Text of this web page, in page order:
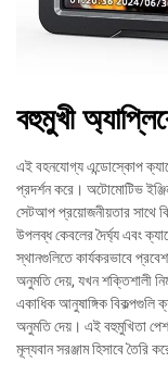
বহুমুখী
এই বহনযোগ্য এন্ডোস্কোপ
প্রদর্শন করে। অটোমোটিভ
সেটআপ প্রয়োজনীয়তার সাথে
উপলব্ধ কেবলের দৈর্ঘ্য এবং
স্থানগুলিতে কার্যকরভাবে
অনুমতি দেয়, যখন শক্তিশালী
একাধিক আনুষাঙ্গিক বিকল্পগুলি
অনুমতি দেয়। এই বহুমুখিতা
মূল্যবান সরঞ্জাম হিসাবে তৈরি